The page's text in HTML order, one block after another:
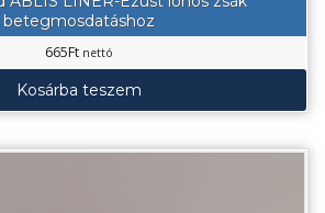
betegmosdatáshoz
665Ft nettó
Kosárba teszem